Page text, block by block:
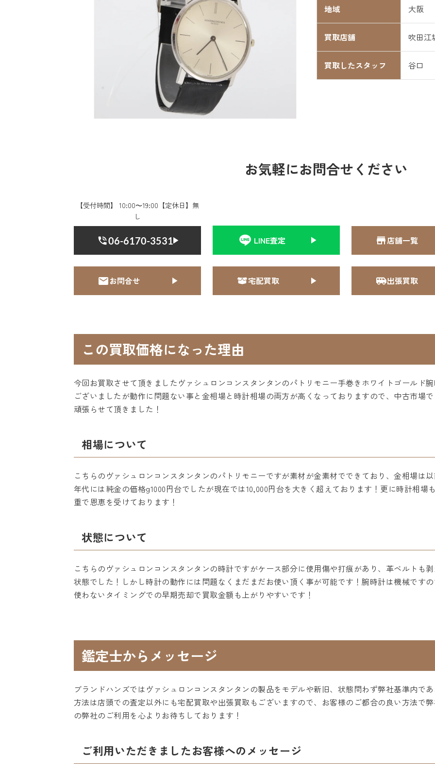
地域 大阪
買取店舗 吹田江
買取したスタッフ 谷口
お気軽にお問合せください
【受付時間】 10:00〜19:00【定休日】無
し
06-6170-3531 LINE査定 店舗一覧
お問合せ 宅配買取 出張買取
この買取価格になった理由
今回お買取させて頂きましたヴァシュロンコンスタンタンのパトリモニー手巻きホワイトゴールド
ございましたが動作に問題ない事と金相場と時計相場の両方が高くなっておりますので、中古市場
頑張らせて頂きました！
相場について
こちらのヴァシュロンコンスタンタンのパトリモニーですが素材が金素材でできており、金相場は
年代には純金の価格g1000円台でしたが現在では10,000円台を大きく超えております！更に時計相場
重で恩恵を受けております！
状態について
こちらのヴァシュロンコンスタンタンの時計ですがケース部分に使用傷や打痕があり、革ベルトも
状態でした！しかし時計の動作には問題なくまだまだお使い頂く事が可能です！腕時計は機械です
使わないタイミングでの早期売却で買取金額も上がりやすいです！
鑑定士からメッセージ
ブランドハンズではヴァシュロンコンスタンタンの製品をモデルや新旧、状態問わず弊社基準内で
方法は店頭での査定以外にも宅配買取や出張買取もございますので、お客様のご都合の良い方法で
の弊社のご利用を心よりお待ちしております！
ご利用いただきましたお客様へのメッセージ